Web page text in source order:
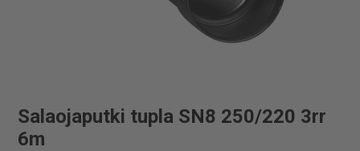
Salaojaputki tupla SN8 250/220 3rr
6m